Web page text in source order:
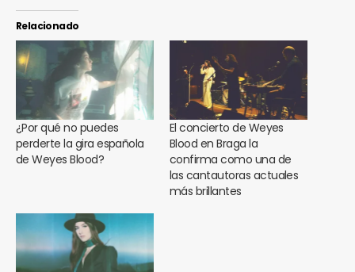
Relacionado
¿Por qué no puedes
perderte la gira española
de Weyes Blood?
El concierto de Weyes
Blood en Braga la
confirma como una de
las cantautoras actuales
más brillantes